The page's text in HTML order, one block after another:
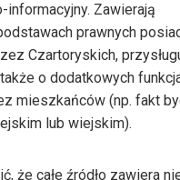
informacyjny. Zawierają
prawnych
Czartoryskich,
o dodatkowych
mieszkańców (np. fakt
lub wiejskim).
że całe źródło zawiera